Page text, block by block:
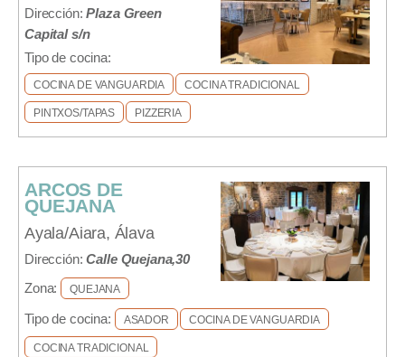
Dirección:Plaza Green
Capital s/n
Tipo de cocina:
COCINA DE VANGUARDIA COCINA TRADICIONAL
PINTXOS/TAPAS PIZZERIA
ARCOS DE
QUEJANA
Ayala/Aiara, Álava
Dirección:Calle Quejana,30
Zona:
QUEJANA
Tipo de cocina: ASADOR COCINA DE VANGUARDIA
COCINA TRADICIONAL